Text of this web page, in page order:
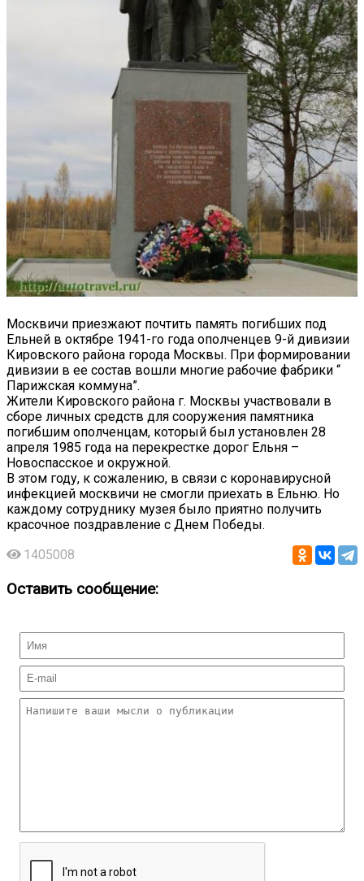
Москвичи приезжают почтить память погибших под
Ельней в октябре 1941-го года ополченцев 9-й дивизии
Кировского района города Москвы. При формировании
дивизии в ее состав вошли многие рабочие фабрики “
Парижская коммуна”.
Жители Кировского района г. Москвы участвовали в
сборе личных средств для сооружения памятника
погибшим ополченцам, который был установлен 28
апреля 1985 года на перекрестке дорог Ельня –
Новоспасское и окружной.
В этом году, к сожалению, в связи с коронавирусной
инфекцией москвичи не смогли приехать в Ельню. Но
каждому сотруднику музея было приятно получить
красочное поздравление с Днем Победы.
1405008
Оставить сообщение: